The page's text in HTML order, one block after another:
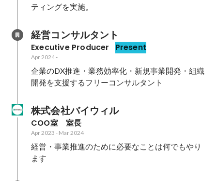
経営コンサルタント
Executive Producer Present
Apr 2024-
企業のDX推進・業務効率化・新規事業開発・組織
開発を支援するフリーコンサルタント
株式会社バイウィル
COO室　室長
Apr 2023 - Mar 2024
経営・事業推進のために必要なことは何でもやり
ます